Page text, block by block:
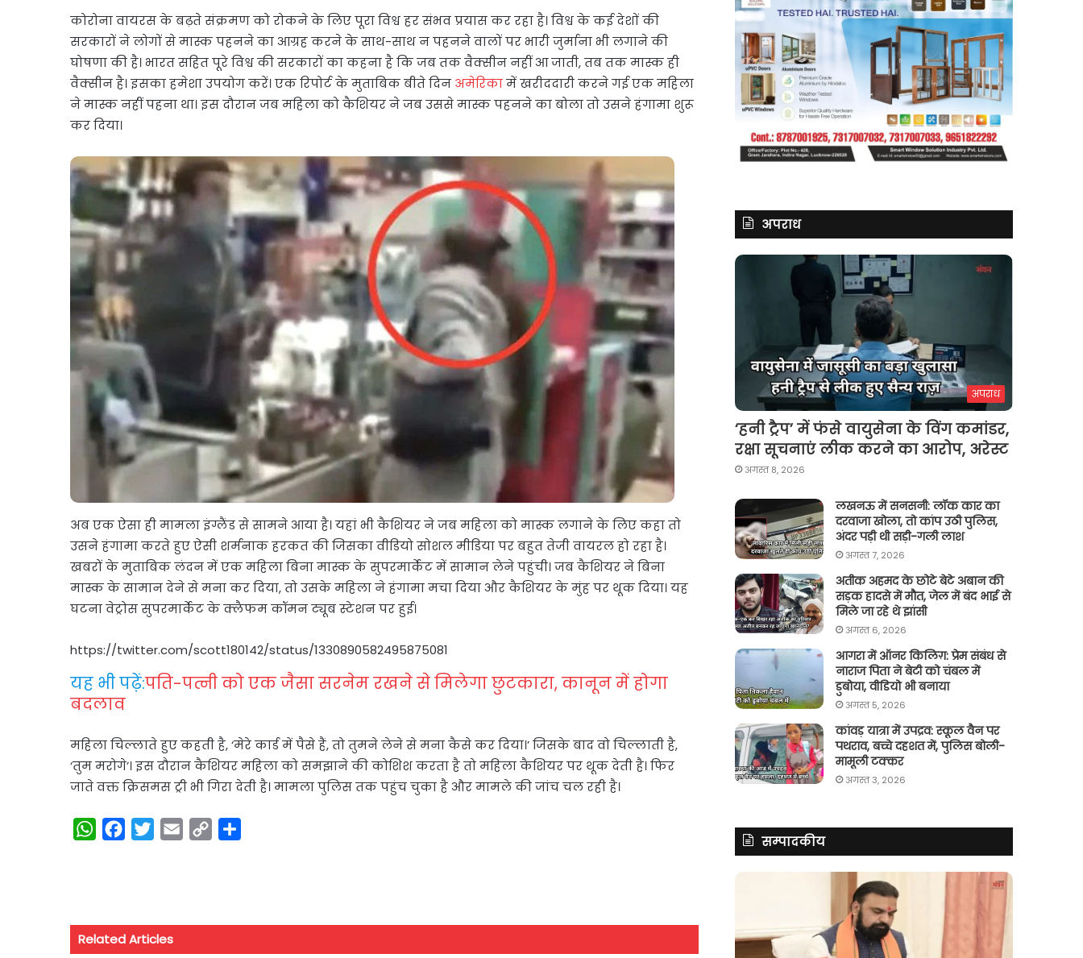
कोरोना वायरस के बढ़ते संक्रमण को रोकने के लिए पूरा विश्व हर संभव प्रयास कर रहा है। विश्व के कई देशों की
सरकारों ने लोगों से मास्क पहनने का आग्रह करने के साथ-साथ न पहनने वालों पर भारी जुर्माना भी लगाने की
घोषणा की है। भारत सहित पूरे विश्व की सरकारों का कहना है कि जब तक वैक्सीन नहीं आ जाती, तब तक मास्क ही
वैक्सीन है। इसका हमेशा उपयोग करें। एक रिपोर्ट के मुताबिक बीते दिन अमेरिकामें खरीददारी करने गई एक महिला
ने मास्क नहीं पहना था। इस दौरान जब महिला को कैशियर ने जब उससे मास्क पहनने का बोला तो उसने हंगामा शुरू
कर दिया।
अब एक ऐसा ही मामला इंग्लैंड से सामने आया है। यहां भी कैशियर ने जब महिला को मास्क लगाने के लिए कहा तो
उसने हंगामा करते हुए ऐसी शर्मनाक हरकत की जिसका वीडियो सोशल मीडिया पर बहुत तेजी वायरल हो रहा है।
खबरों के मुताबिक लंदन में एक महिला बिना मास्क के सुपरमार्केट में सामान लेने पहुंची। जब कैशियर ने बिना
मास्क के सामान देने से मना कर दिया, तो उसके महिला ने हंगामा मचा दिया और कैशियर के मुंह पर थूक दिया। यह
घटना वेट्रोस सुपरमार्केट के क्लैफम कॉमन ट्यूब स्टेशन पर हुई।
https://twitter.com/scott180142/status/1330890582495875081
यह भी पढ़ें:पति-पत्नी को एक जैसा सरनेम रखने से मिलेगा छुटकारा, कानून में होगा
बदलाव
महिला चिल्लाते हुए कहती है, ‘मेरे कार्ड में पैसे हैं, तो तुमने लेने से मना कैसे कर दिया।’ जिसके बाद वो चिल्लाती है,
‘तुम मरोगे’। इस दौरान कैशियर महिला को समझाने की कोशिश करता है तो महिला कैशियर पर थूक देती है। फिर
जाते वक्त क्रिसमस ट्री भी गिरा देती है। मामला पुलिस तक पहुंच चुका है और मामले की जांच चल रही है।
W
A
o
e
Related Articles
अपराध
अपराध
‘हनी ट्रैप’ में फंसे वायुसेना के विंग कमांडर,
रक्षा सूचनाएं लीक करने का आरोप, अरेस्ट
अगस्त 8, 2026
लखनऊ में सनसनी: लॉक कार का
दरवाजा खोला, तो कांप उठी पुलिस,
अंदर पड़ी थी सड़ी-गली लाश
अगस्त 7, 2026
अतीक अहमद के छोटे बेटे अबान की
सड़क हादसे में मौत, जेल में बंद भाई से
मिले जा रहे थे झांसी
अगस्त 6, 2026
आगरा में ऑनर किलिग़: प्रेम संबंध से
नाराज पिता ने बेटी को चंबल में
डुबोया, वीडियो भी बनाया
अगस्त 5, 2026
कांवड़ यात्रा में उपद्रव: स्कूल वैन पर
पथराव, बच्चे दहशत में, पुलिस बोली-
मामूली टक्कर
अगस्त 3, 2026
सम्पादकीय